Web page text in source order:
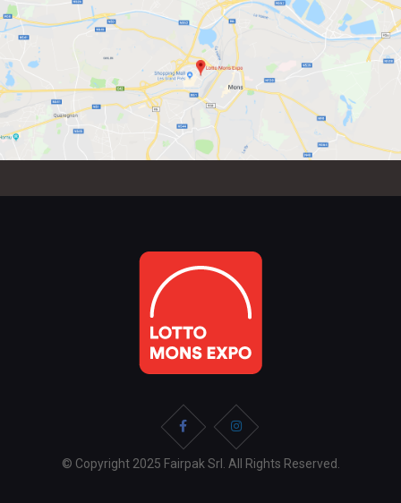
© Copyright 2025 Fairpak Srl. All Rights Reserved.